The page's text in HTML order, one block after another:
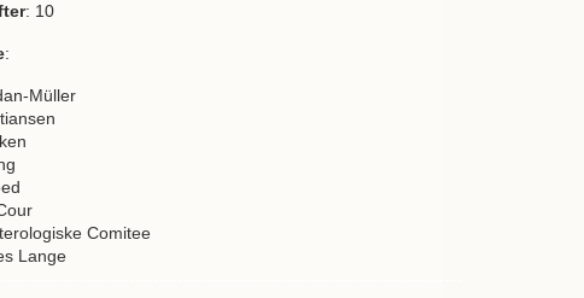
: 10
:
Müller
Comitee
Lange